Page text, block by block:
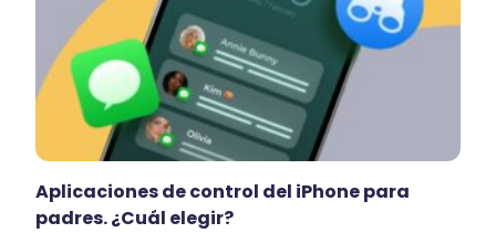
Aplicaciones de control del iPhone para
padres. ¿Cuál elegir?